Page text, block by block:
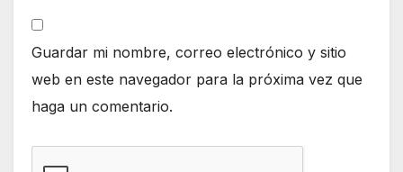
Guardar mi nombre, correo electrónico y sitio
web en este navegador para la próxima vez que
haga un comentario.